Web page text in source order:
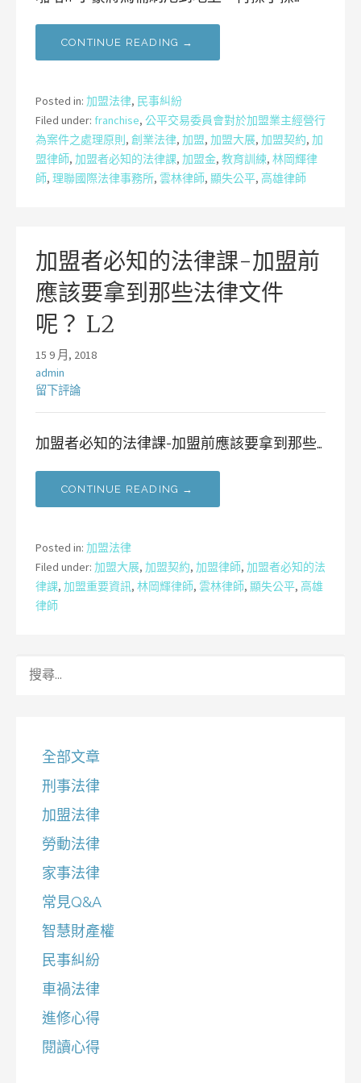
CONTINUE READING →
Posted in: 加盟法律, 民事糾紛
Filed under: franchise, 公平交易委員會對於加盟業主經營行
為案件之處理原則, 創業法律, 加盟, 加盟大展, 加盟契約, 加
盟律師, 加盟者必知的法律課, 加盟金, 教育訓練, 林岡輝律
師, 理聯國際法律事務所, 雲林律師, 顯失公平, 高雄律師
加盟者必知的法律課-加盟前
應該要拿到那些法律文件
呢？ L2
15 9 月, 2018
admin
留下評論
加盟者必知的法律課-加盟前應該要拿到那些…
CONTINUE READING →
Posted in: 加盟法律
Filed under: 加盟大展, 加盟契約, 加盟律師, 加盟者必知的法
律課, 加盟重要資訊, 林岡輝律師, 雲林律師, 顯失公平, 高雄
律師
全部文章
刑事法律
加盟法律
勞動法律
家事法律
常見Q&A
智慧財產權
民事糾紛
車禍法律
進修心得
閱讀心得